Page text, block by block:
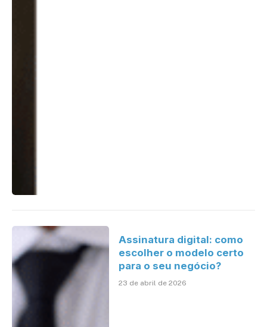
Assinatura digital: como
escolher o modelo certo
para o seu negócio?
23 de abril de 2026